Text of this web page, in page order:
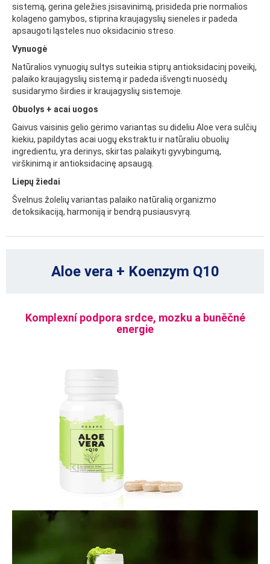
sistemą, gerina geležies įsisavinimą, prisideda prie normalios
kolageno gamybos, stiprina kraujagyslių sieneles ir padeda
apsaugoti ląsteles nuo oksidacinio streso.
Vynuogė
Natūralios vynuogių sultys suteikia stiprų antioksidacinį poveikį,
palaiko kraujagyslių sistemą ir padeda išvengti nuosėdų
susidarymo širdies ir kraujagyslių sistemoje.
Obuolys + acai uogos
Gaivus vaisinis gelio gėrimo variantas su dideliu Aloe vera sulčių
kiekiu, papildytas acai uogų ekstraktu ir natūraliu obuolių
ingredientu, yra derinys, skirtas palaikyti gyvybingumą,
virškinimą ir antioksidacinę apsaugą.
Liepų žiedai
Švelnus žolelių variantas palaiko natūralią organizmo
detoksikaciją, harmoniją ir bendrą pusiausvyrą.
Aloe vera + Koenzym Q10
Komplexní podpora srdce, mozku a buněčné
energie